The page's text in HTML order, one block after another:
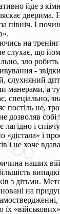
йде з
дверима.
північ. І
на
слухає, що
зло
-
слухняний
манерами, а
спеціально,
постіль не,
дозволяв
лагідно і
«дістала» і
і не хоче
наших
з дітьми.
на
їх